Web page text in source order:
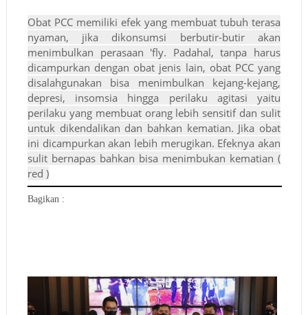
Obat PCC memiliki efek yang membuat tubuh terasa
nyaman, jika dikonsumsi berbutir-butir akan
menimbulkan perasaan 'fly. Padahal, tanpa harus
dicampurkan dengan obat jenis lain, obat PCC yang
disalahgunakan bisa menimbulkan kejang-kejang,
depresi, insomsia hingga perilaku agitasi yaitu
perilaku yang membuat orang lebih sensitif dan sulit
untuk dikendalikan dan bahkan kematian. Jika obat
ini dicampurkan akan lebih merugikan. Efeknya akan
sulit bernapas bahkan bisa menimbukan kematian (
red )
Bagikan :